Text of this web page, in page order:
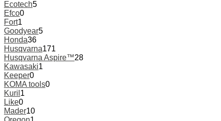
Ecotech5
Efco0
Fort1
Goodyear5
Honda36
Husqvarna171
Husqvarna Aspire™28
Kawasaki1
Keeper0
KOMA tools0
Kuril 1
Like0
Mader10